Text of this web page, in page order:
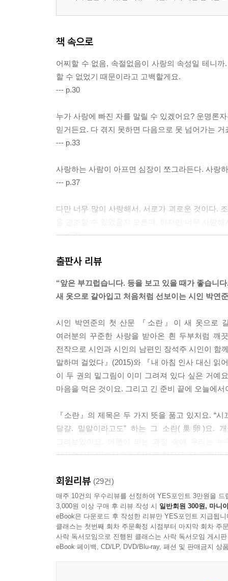
책 속으로
어찌할 수 없음, 속절없음이 사랑의 속성일 테니
할 수 없었기 때문이라고 고백할게요.
--- p.30
누가 사랑에 빠진 자를 말릴 수 있겠어요? 운명론
믿거든요. 다 겪지 못하면 다음으로 못 넘어가는
--- p.33
사랑하는 사람이 아프면 심장이 쪼그라든다. 사랑
--- p.37
다만 너무 많이 사랑해서, 서로가 괴로운 것이다.
--- p.70
몸은 거짓말을 하지 않고, 왜곡하지 않는다. 사랑
이렇게 붉은 봄밤.
--- p.218
출판사 리뷰
“앞은 부끄럽습니다. 등을 보고 있을 때가 좋습니
새 옷으로 갈아입고 처음처럼 선보이는 시인 박연
시인 박연준의 첫 산문 『소란』이 새 옷으로
여러분의 꾸준한 사랑을 받아온 흰 두부처럼 깨
전작으로 시인과 시인의 남편인 장석주 시인이 함
말하며 걸었다』(2015)와 『내 아침 인사 대신 읽
이 두 권의 밑그림이 이미 그려져 있다 싶은 거예
마음을 먹은 것이요. 그리고 긴 준비 끝에 오늘에
『소란』의 제목은 두 가지 뜻을 품고 있지요. “
달걀. 밑알이라고도” 하는 그 소란(巢卵)요.
시끄럽고도 어수선함을 담보로 하지요. 그 어림의
거라서 그간 많이들 제 품에서 저만의 것으로
과정을 반복하게도 되었다지요.
『소란』은 ‘어림’을 사랑하는 사람을 위한 책입
따위가 쉽게 들러붙죠. 나이가 들수록 우리가 비
깃든 시절에 있는 줄도 모르고, 우리는 어림에서 멀
회원리뷰 (29건)
매주 10건의 우수리뷰를 선정하여 YES포인트 3만원을 드
3,000원 이상 구매 후 리뷰 작성 시 일반회원 300원, 마니
eBook은 다운로드 후 작성한 리뷰만 YES포인트 지급됩니
클래스는 첫번째 회차 주문확정 시점부터 마지막 회차 주
사락 독서모임으로 진행된 클래스는 사락 독서모임 게시
eBook 페이백, CD/LP, DVD/Blu-ray, 패션 및 판매금지 상